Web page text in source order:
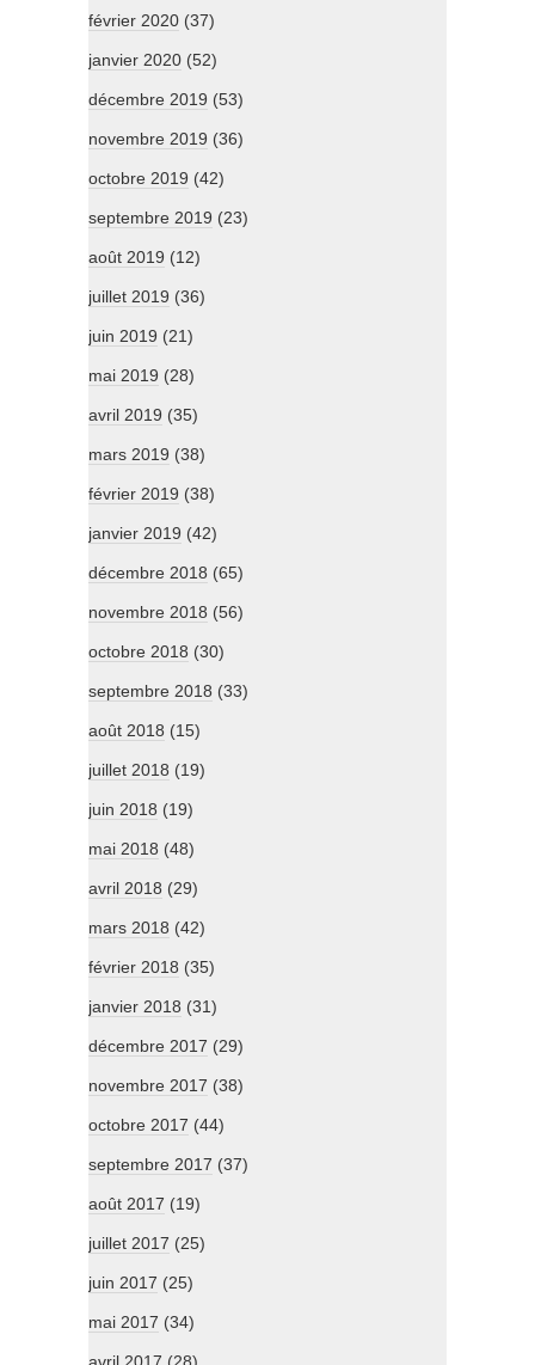
février 2020 (37)
janvier 2020 (52)
décembre 2019 (53)
novembre 2019 (36)
octobre 2019 (42)
septembre 2019 (23)
août 2019 (12)
juillet 2019 (36)
juin 2019 (21)
mai 2019 (28)
avril 2019 (35)
mars 2019 (38)
février 2019 (38)
janvier 2019 (42)
décembre 2018 (65)
novembre 2018 (56)
octobre 2018 (30)
septembre 2018 (33)
août 2018 (15)
juillet 2018 (19)
juin 2018 (19)
mai 2018 (48)
avril 2018 (29)
mars 2018 (42)
février 2018 (35)
janvier 2018 (31)
décembre 2017 (29)
novembre 2017 (38)
octobre 2017 (44)
septembre 2017 (37)
août 2017 (19)
juillet 2017 (25)
juin 2017 (25)
mai 2017 (34)